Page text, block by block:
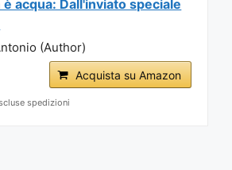
è acqua: Dall'inviato speciale
(Author)
Acquista su Amazon
spedizioni